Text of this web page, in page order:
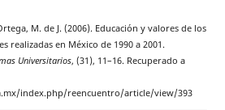
M. de J. (2006). Educación y valores de los
realizadas en México de 1990 a 2001.
Universitarios, (31), 11–16. Recuperado a
index.php/reencuentro/article/view/393